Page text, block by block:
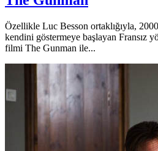
Özellikle Luc Besson ortaklığıyla,
kendini göstermeye başlayan Fransız
filmi The Gunman ile...